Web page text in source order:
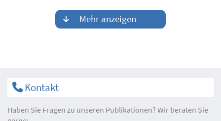
Mehr anzeigen
Kontakt
Haben Sie Fragen zu unseren Publikationen? Wir beraten Sie